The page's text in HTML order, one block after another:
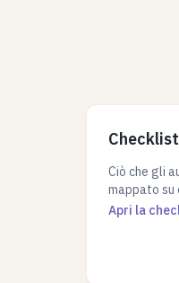
Ciò che gli
mappato su
Apri la